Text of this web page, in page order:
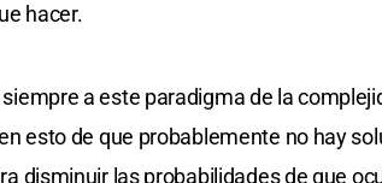
hacer.
a este paradigma de la
esto de que probablemente no hay
disminuir las probabilidades de que